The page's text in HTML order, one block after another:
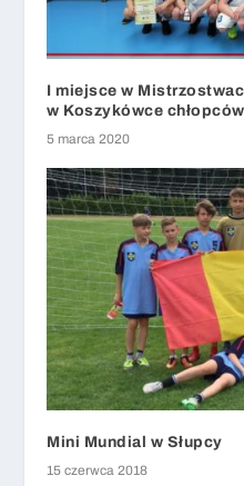
I miejsce w
w Koszykówce chłopców
5 marca 2020
Mini Mundial w Słupcy
15 czerwca 2018